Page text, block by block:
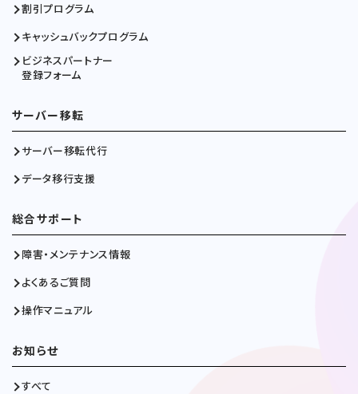
割引プログラム
キャッシュバックプログラム
ビジネスパートナー
登録フォーム
サーバー移転
サーバー移転代行
データ移行支援
総合サポート
障害・メンテナンス情報
よくあるご質問
操作マニュアル
お知らせ
すべて